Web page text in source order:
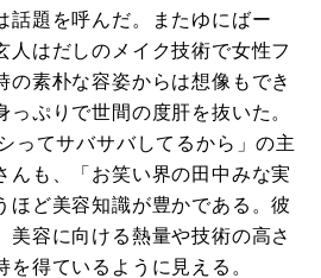
話題を呼んだ。またゆにばー
人はだしのメイク技術で女性フ
の素朴な容姿からは想像もでき
っぷりで世間の度肝を抜いた。
ってサバサバしてるから」の主
んも、「お笑い界の田中みな実
ほど美容知識が豊かである。彼
美容に向ける熱量や技術の高さ
を得ているように見える。